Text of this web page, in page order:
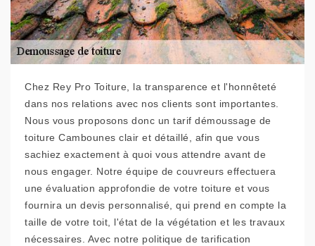
Chez Rey Pro Toiture, la transparence et l'honnêteté
dans nos relations avec nos clients sont importantes.
Nous vous proposons donc un tarif démoussage de
toiture Cambounes clair et détaillé, afin que vous
sachiez exactement à quoi vous attendre avant de
nous engager. Notre équipe de couvreurs effectuera
une évaluation approfondie de votre toiture et vous
fournira un devis personnalisé, qui prend en compte la
taille de votre toit, l'état de la végétation et les travaux
nécessaires. Avec notre politique de tarification